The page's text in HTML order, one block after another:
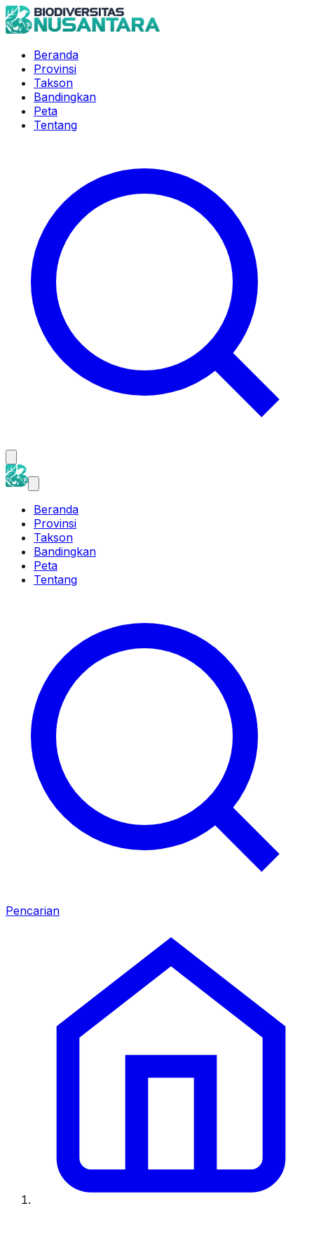
Beranda
Provinsi
Takson
Bandingkan
Peta
Tentang
Beranda
Provinsi
Takson
Bandingkan
Peta
Tentang
Pencarian